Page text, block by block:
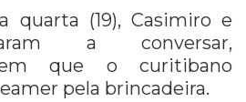
quarta (19), Casimiro e
a conversar,
em que o curitibano
pela brincadeira.